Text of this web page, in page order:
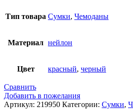
Тип товара Сумки, Чемоданы
Материал нейлон
Цвет красный, черный
Сравнить
Добавить в пожелания
Артикул: 219950 Категории: Сумки,